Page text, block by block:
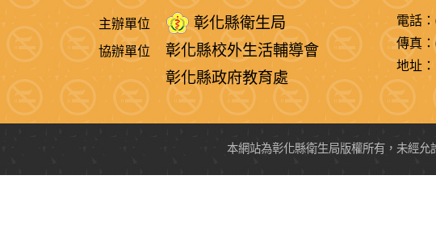
主辦單位 彰化縣衛生局
協辦單位
彰化縣校外生活輔導會
彰化縣政府教育處
電話
傳真
地址
本網站為彰化縣衛生局版權所有，未經允